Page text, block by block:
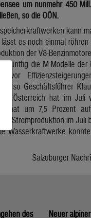
um nunmehr 450
so die OÖN.
kann
es noch einmal röhren
der V8-
künftig die M-Modelle der
so Geschäftsführer
in Österreich hat im Juli
um 7,5 Prozent
Stromproduktion im Juli
Wasserkraftwerke
Salzuburger
des Neuer